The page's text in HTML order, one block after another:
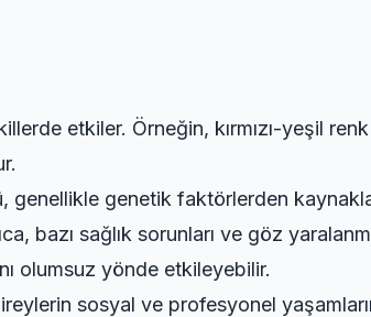
etkiler. Örneğin, kırmızı-yeşil
genellikle genetik faktörlerden
bazı sağlık sorunları ve göz
olumsuz yönde etkileyebilir.
sosyal ve profesyonel